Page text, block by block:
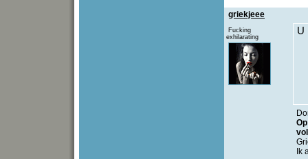
griekjeee
Fucking
exhilarating
U
Ik